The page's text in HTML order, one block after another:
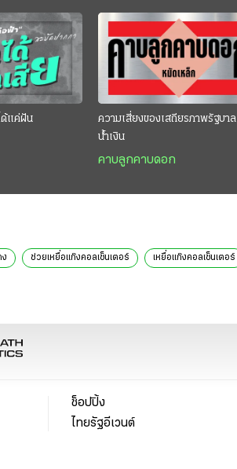
ด้แค่ฝัน
ความเสี่ยงของเสถียรภาพรัฐบาล
น้ำเงิน
คาบลูกคาบดอก
ช่วยเหยื่อแก๊งคอลเซ็นเตอร์ เหยื่อแก๊งคอลเซ็นเตอร์
ช็อปปิ้ง
ไทยรัฐอีเวนต์